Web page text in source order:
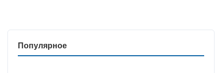
Популярное